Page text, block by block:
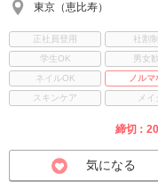
東京（恵比寿）
正社員登用 社割
学生OK
男女
ネイルOK
ノルマ
スキンケア
メイ
締切：
気になる